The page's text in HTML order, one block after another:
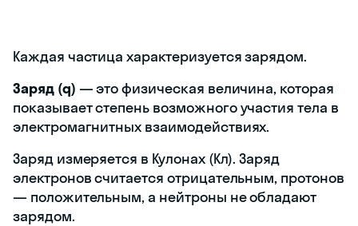
Каждая частица характеризуется зарядом.
Заряд (q) — это физическая величина, которая
показывает степень возможного участия тела в
электромагнитных взаимодействиях.
Заряд измеряется в Кулонах (Кл). Заряд
электронов считается отрицательным, протонов
— положительным, а нейтроны не обладают
зарядом.